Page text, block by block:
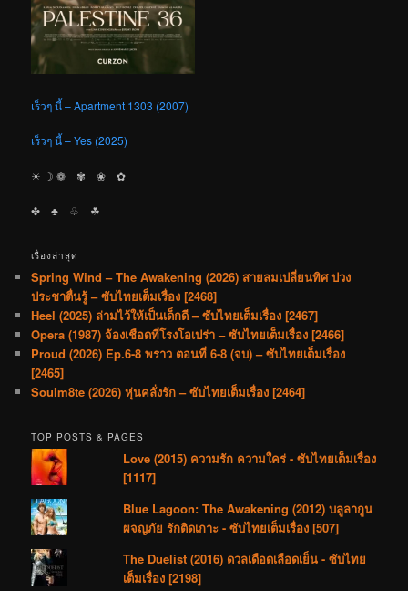
เร็วๆ นี้ – Apartment 1303 (2007)
เร็วๆ นี้ – Yes (2025)
☀︎ ☽ ❁ ✾ ❀ ✿
✤ ♣︎ ♧ ☘︎
เรื่องล่าสุด
Spring Wind – The Awakening (2026) สายลมเปลี่ยนทิศ ปวง
ประชาตื่นรู้ – ซับไทยเต็มเรื่อง [2468]
Heel (2025) ล่ามไว้ให้เป็นเด็กดี – ซับไทยเต็มเรื่อง [2467]
Opera (1987) จ้องเชือดที่โรงโอเปร่า – ซับไทยเต็มเรื่อง [2466]
Proud (2026) Ep.6-8 พราว ตอนที่ 6-8 (จบ) – ซับไทยเต็มเรื่อง
[2465]
Soulm8te (2026) หุ่นคลั่งรัก – ซับไทยเต็มเรื่อง [2464]
TOP POSTS & PAGES
Love (2015) ความรัก ความใคร่ - ซับไทยเต็มเรื่อง
[1117]
Blue Lagoon: The Awakening (2012) บลูลากูน
ผจญภัย รักติดเกาะ - ซับไทยเต็มเรื่อง [507]
The Duelist (2016) ดวลเดือดเลือดเย็น - ซับไทย
เต็มเรื่อง [2198]